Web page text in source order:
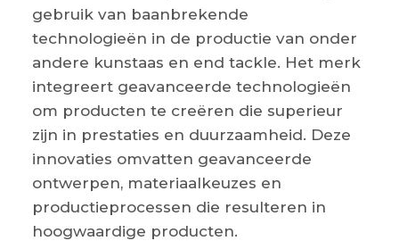
gebruik van baanbrekende
technologieën in de productie van onder
andere kunstaas en end tackle. Het merk
integreert geavanceerde technologieën
om producten te creëren die superieur
zijn in prestaties en duurzaamheid. Deze
innovaties omvatten geavanceerde
ontwerpen, materiaalkeuzes en
productieprocessen die resulteren in
hoogwaardige producten.